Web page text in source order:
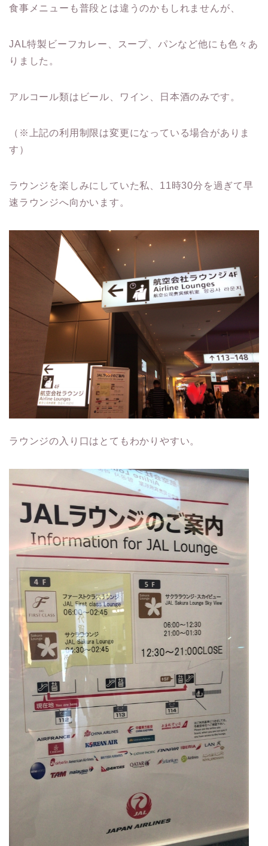
食事メニューも普段とは違うのかもしれませんが、
JAL特製ビーフカレー、スープ、パンなど他にも色々あ
りました。
アルコール類はビール、ワイン、日本酒のみです。
（※上記の利用制限は変更になっている場合がありま
す）
ラウンジを楽しみにしていた私、11時30分を過ぎて早
速ラウンジへ向かいます。
ラウンジの入り口はとてもわかりやすい。